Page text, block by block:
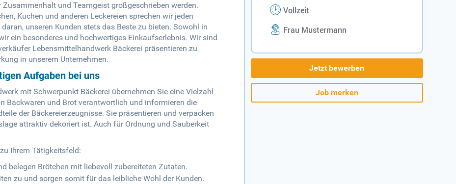
und Teamgeist großgeschrieben werden.
Kuchen und anderen Leckereien sprechen wir jeden
unseren Kunden stets das Beste zu bieten. Sowohl in
ein besonderes und hochwertiges Einkaufserlebnis. Wir sind
Lebensmittelhandwerk Bäckerei präsentieren zu
in unserem Unternehmen.
Aufgaben bei uns
mit Schwerpunkt Bäckerei übernehmen Sie eine Vielzahl
Backwaren und Brot verantwortlich und informieren die
der Bäckereierzeugnisse. Sie präsentieren und verpacken
attraktiv dekoriert ist. Auch für Ordnung und Sauberkeit
Ihrem Tätigkeitsfeld:
belegen Brötchen mit liebevoll zubereiteten Zutaten.
zu und sorgen somit für das leibliche Wohl der Kunden.
Vollzeit
Frau Mustermann
Jetzt bewerben
Job merken